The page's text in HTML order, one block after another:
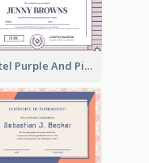
Pastel Purple And Pink Elegant Certificate Design